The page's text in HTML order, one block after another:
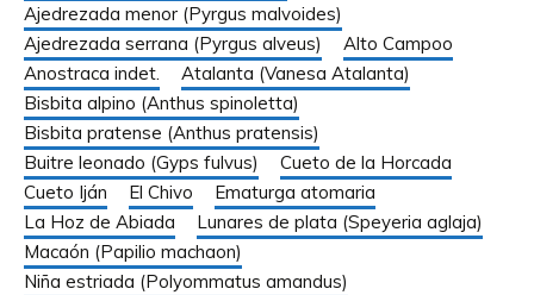
Ajedrezada menor (Pyrgus malvoides)
Ajedrezada serrana (Pyrgus alveus)
Alto Campoo
Anostraca indet.
Atalanta (Vanesa Atalanta)
Bisbita alpino (Anthus spinoletta)
Bisbita pratense (Anthus pratensis)
Buitre leonado (Gyps fulvus)
Cueto de la Horcada
Cueto Iján
El Chivo
Ematurga atomaria
La Hoz de Abiada
Lunares de plata (Speyeria aglaja)
Macaón (Papilio machaon)
Niña estriada (Polyommatus amandus)